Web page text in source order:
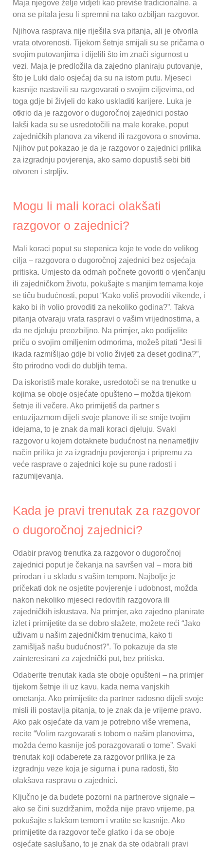
Maja njegove želje vidjeti kao previše tradicionalne, a
ona se pitala jesu li spremni na tako ozbiljan razgovor.
Njihova rasprava nije riješila sva pitanja, ali je otvorila
vrata otvorenosti. Tijekom šetnje smijali su se pričama o
svojim putovanjima i dijelili što im znači sigurnost u
vezi. Maja je predložila da zajedno planiraju putovanje,
što je Luki dalo osjećaj da su na istom putu. Mjeseci
kasnije nastavili su razgovarati o svojim ciljevima, od
toga gdje bi živjeli do kako uskladiti karijere. Luka je
otkrio da je razgovor o dugoročnoj zajednici postao
lakši kada su se usredotočili na male korake, poput
zajedničkih planova za vikend ili razgovora o snovima.
Njihov put pokazao je da je razgovor o zajednici prilika
za izgradnju povjerenja, ako samo dopustiš sebi biti
otvoren i strpljiv.
Mogu li mali koraci olakšati
razgovor o zajednici?
Mali koraci poput su stepenica koje te vode do velikog
cilja – razgovora o dugoročnoj zajednici bez osjećaja
pritiska. Umjesto da odmah počnete govoriti o vjenčanju
ili zajedničkom životu, pokušajte s manjim temama koje
se tiču budućnosti, poput “Kako voliš provoditi vikende, i
kako bi ih volio provoditi za nekoliko godina?”. Takva
pitanja otvaraju vrata raspravi o vašim vrijednostima, a
da ne djeluju preozbiljno. Na primjer, ako podijelite
priču o svojim omiljenim odmorima, možeš pitati “Jesi li
ikada razmišljao gdje bi volio živjeti za deset godina?”,
što prirodno vodi do dubljih tema.
Da iskoristiš male korake, usredotoči se na trenutke u
kojima se oboje osjećate opušteno – možda tijekom
šetnje ili večere. Ako primijetiš da partner s
entuzijazmom dijeli svoje planove ili se smije tvojim
idejama, to je znak da mali koraci djeluju. Svaki
razgovor u kojem dotaknete budućnost na nenametljiv
način prilika je za izgradnju povjerenja i pripremu za
veće rasprave o zajednici koje su pune radosti i
razumijevanja.
Kada je pravi trenutak za razgovor
o dugoročnoj zajednici?
Odabir pravog trenutka za razgovor o dugoročnoj
zajednici poput je čekanja na savršen val – mora biti
prirodan i u skladu s vašim tempom. Najbolje je
pričekati dok ne osjetite povjerenje i udobnost, možda
nakon nekoliko mjeseci redovitih razgovora ili
zajedničkih iskustava. Na primjer, ako zajedno planirate
izlet i primijetite da se dobro slažete, možete reći “Jako
uživam u našim zajedničkim trenucima, kako ti
zamišljaš našu budućnost?”. To pokazuje da ste
zainteresirani za zajednički put, bez pritiska.
Odaberite trenutak kada ste oboje opušteni – na primjer
tijekom šetnje ili uz kavu, kada nema vanjskih
ometanja. Ako primijetite da partner radosno dijeli svoje
misli ili postavlja pitanja, to je znak da je vrijeme pravo.
Ako pak osjećate da vam je potrebno više vremena,
recite “Volim razgovarati s tobom o našim planovima,
možda ćemo kasnije još porazgovarati o tome”. Svaki
trenutak koji odaberete za razgovor prilika je za
izgradnju veze koja je sigurna i puna radosti, što
olakšava raspravu o zajednici.
Ključno je da budete pozorni na partnerove signale –
ako se čini suzdržanim, možda nije pravo vrijeme, pa
pokušajte s lakšom temom i vratite se kasnije. Ako
primijetite da razgovor teče glatko i da se oboje
osjećate saslušano, to je znak da ste odabrali pravi